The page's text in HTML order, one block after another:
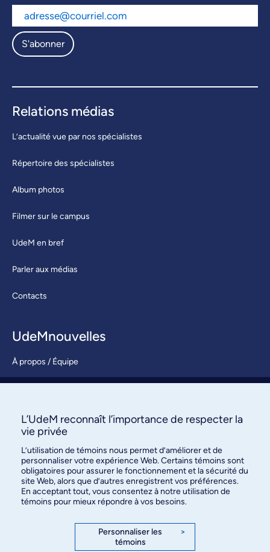
S'abonner
Relations médias
L’actualité vue par nos spécialistes
Répertoire des spécialistes
Album photos
Filmer sur le campus
UdeM en bref
Parler aux médias
Contacts
UdeMnouvelles
À propos / Équipe
S’abonner
des relations publiques
3744, rue Jean-Brillant, bureau 490
L’UdeM reconnaît l’importance de respecter la
vie privée
L’utilisation de témoins nous permet d’améliorer et de
personnaliser votre expérience Web. Certains témoins sont
obligatoires pour assurer le fonctionnement et la sécurité du
site Web, alors que d’autres enregistrent vos préférences.
En acceptant tout, vous consentez à notre utilisation de
témoins pour mieux répondre à vos besoins.
Personnaliser les
témoins
>